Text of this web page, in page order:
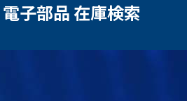
子部品 在庫検索